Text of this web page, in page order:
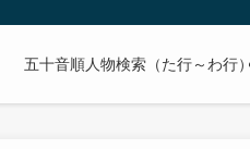
有名人の学歴や高校・大学の偏差値
五十音順人物検索（た行～わ行